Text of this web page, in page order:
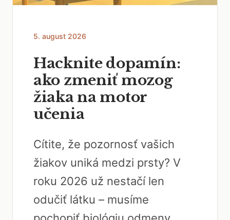
5. august 2026
Hacknite dopamín:
ako zmeniť mozog
žiaka na motor
učenia
Cítite, že pozornosť vašich
žiakov uniká medzi prsty? V
roku 2026 už nestačí len
odučiť látku – musíme